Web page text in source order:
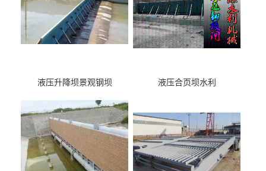
液压升降坝景观钢坝 液压合页坝水利